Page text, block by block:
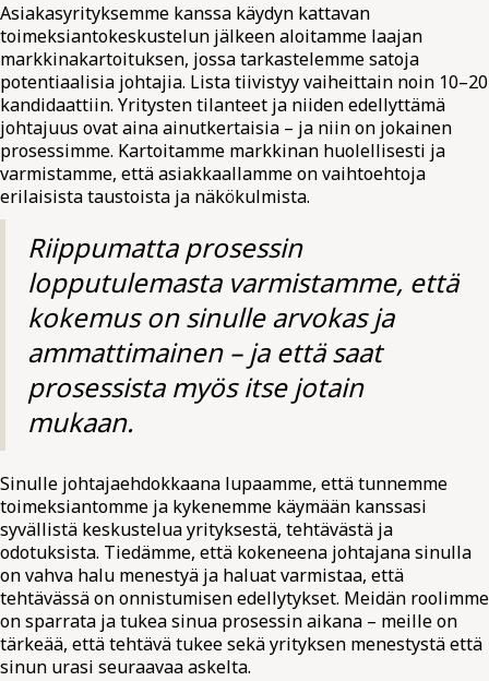
Asiakasyrityksemme kanssa käydyn kattavan
toimeksiantokeskustelun jälkeen aloitamme laajan
markkinakartoituksen, jossa tarkastelemme satoja
potentiaalisia johtajia. Lista tiivistyy vaiheittain noin 10–20
kandidaattiin. Yritysten tilanteet ja niiden edellyttämä
johtajuus ovat aina ainutkertaisia – ja niin on jokainen
prosessimme. Kartoitamme markkinan huolellisesti ja
varmistamme, että asiakkaallamme on vaihtoehtoja
erilaisista taustoista ja näkökulmista.
Riippumatta prosessin
lopputulemasta varmistamme, että
kokemus on sinulle arvokas ja
ammattimainen – ja että saat
prosessista myös itse jotain
mukaan.
Sinulle johtajaehdokkaana lupaamme, että tunnemme
toimeksiantomme ja kykenemme käymään kanssasi
syvällistä keskustelua yrityksestä, tehtävästä ja
odotuksista. Tiedämme, että kokeneena johtajana sinulla
on vahva halu menestyä ja haluat varmistaa, että
tehtävässä on onnistumisen edellytykset. Meidän roolimme
on sparrata ja tukea sinua prosessin aikana – meille on
tärkeää, että tehtävä tukee sekä yrityksen menestystä että
sinun urasi seuraavaa askelta.